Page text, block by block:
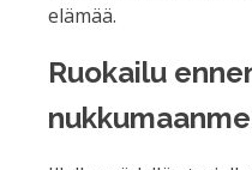
elämää.
Ruokailu